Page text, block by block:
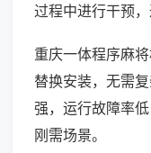
过程中进行干预，
重庆一体程序麻
替换安装，无需
强，运行故障率
刚需场景。